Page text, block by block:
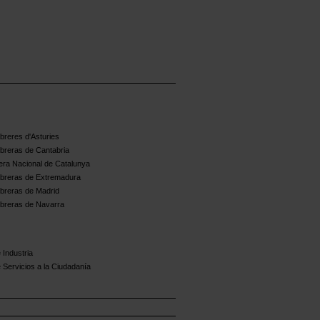
d'Asturies
de Cantabria
Nacional de Catalunya
de Extremadura
de Madrid
de Navarra
Industria
Servicios a la Ciudadanía